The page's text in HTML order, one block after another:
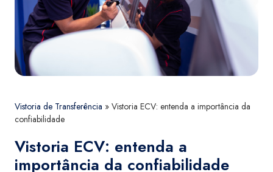
Vistoria de Transferência » Vistoria ECV: entenda a importância da
confiabilidade
Vistoria ECV: entenda a
importância da confiabilidade